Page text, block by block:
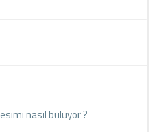
nasıl buluyor ?